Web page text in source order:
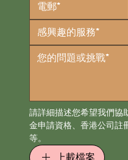
感興趣的服務*
請詳細描述您希望我們協
金申請資格、香港公司註
等。
上載檔案